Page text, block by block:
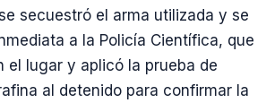
secuestró el arma utilizada y se
a la Policía Científica, que
el lugar y aplicó la prueba de
al detenido para confirmar la